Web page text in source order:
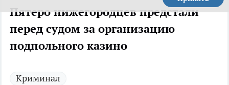
Пятеро нижегородцев предстали
перед судом за организацию
подпольного казино
Криминал